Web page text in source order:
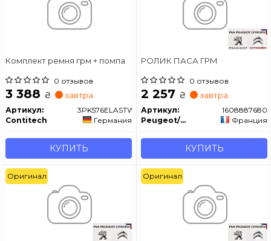
Комплект ремня грм + помпа
0 отзывов
3 388 ₴ завтра
Артикул:
3PK576ELASTWP1
Contitech
Германия
КУПИТЬ
РОЛИК ПАСА ГРМ
0 отзывов
2 257 ₴ завтра
Артикул:
1608887680
Peugeot/Citroen
Франция
КУПИТЬ
Оригинал Оригинал